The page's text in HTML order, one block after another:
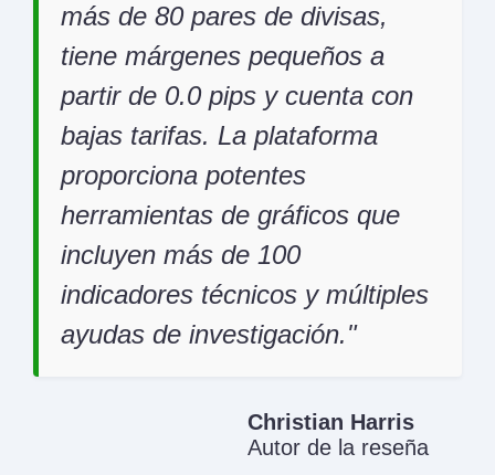
más de 80 pares de divisas,
tiene márgenes pequeños a
partir de 0.0 pips y cuenta con
bajas tarifas. La plataforma
proporciona potentes
herramientas de gráficos que
incluyen más de 100
indicadores técnicos y múltiples
ayudas de investigación.
Christian Harris
Autor de la reseña